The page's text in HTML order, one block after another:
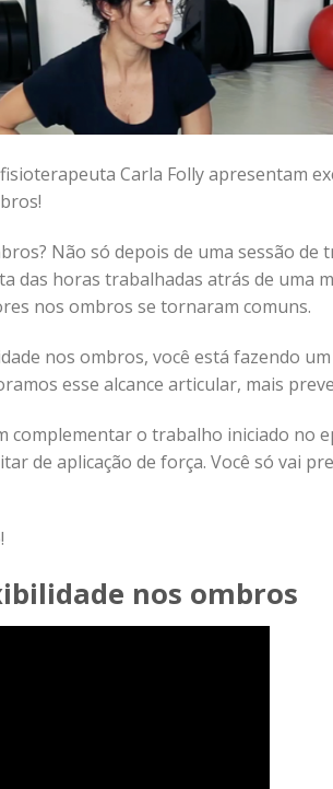
Carla Folly apresentam
Não só depois de uma sessão
das horas trabalhadas atrás de uma
nos ombros se tornaram comuns.
nos ombros, você está fazendo
esse alcance articular, mais
complementar o trabalho iniciado no
de aplicação de força. Você só vai
nos ombros